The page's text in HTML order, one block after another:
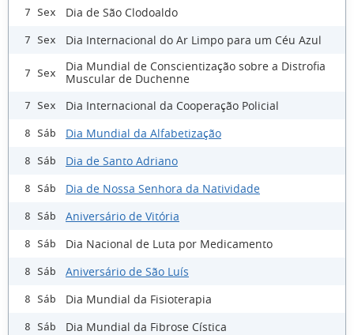
7 Sex Dia de São Clodoaldo
7 Sex Dia Internacional do Ar Limpo para um Céu Azul
7 Sex
Dia Mundial de Conscientização sobre a Distrofia
Muscular de Duchenne
7 Sex Dia Internacional da Cooperação Policial
8 Sáb Dia Mundial da Alfabetização
8 Sáb Dia de Santo Adriano
8 Sáb Dia de Nossa Senhora da Natividade
8 Sáb Aniversário de Vitória
8 Sáb Dia Nacional de Luta por Medicamento
8 Sáb Aniversário de São Luís
8 Sáb Dia Mundial da Fisioterapia
8 Sáb Dia Mundial da Fibrose Cística